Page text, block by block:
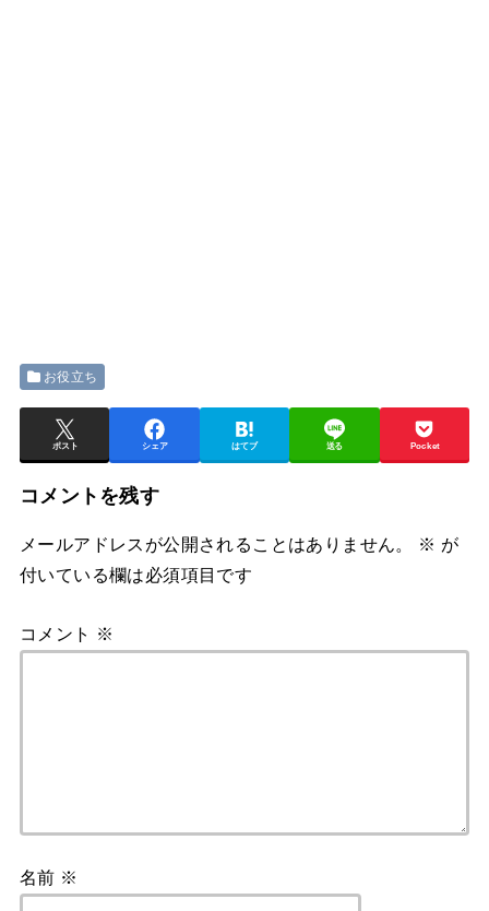
お役立ち
ポスト シェア はてブ 送る Pocket
コメントを残す
メールアドレスが公開されることはありません。 ※ が
付いている欄は必須項目です
コメント ※
名前 ※